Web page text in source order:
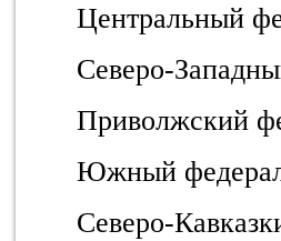
Центральный
Северо-
Приволжский
Южный
Северо-